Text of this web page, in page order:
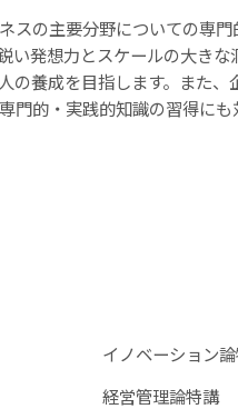
スの主要分野についての専門
い発想力とスケールの大きな
の養成を目指します。また、
門的・実践的知識の習得にも
イノベーション
経営管理論特講